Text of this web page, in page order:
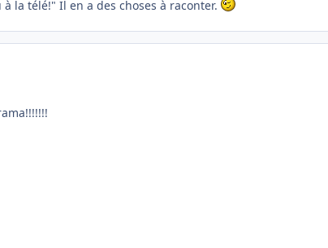
la télé!" Il en a des choses à raconter.